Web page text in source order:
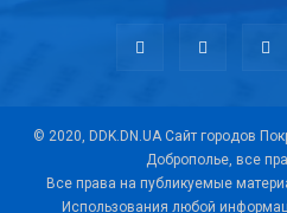
© 2020, DDK.DN.UA Сайт городов
Доброполье, все
Все права на публикуемые
Использования любой